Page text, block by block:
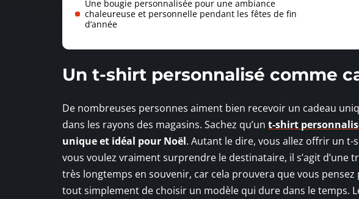
Une bougie personnalisée pour une ambiance
chaleureuse et personnelle pendant les fêtes de fin
d’année
Un t-shirt personnalisé comme
De nombreuses personnes aiment bien recevoir un cadeau
dans les rayons des magasins. Sachez qu’un t-shirt
unique et idéal pour Noël. Autant le dire, vous allez offrir un
vous voulez vraiment surprendre le destinataire, il s’agit d’une
très longtemps en souvenir, car cela prouvera que vous
tout simplement de choisir un modèle qui dure dans le temps.